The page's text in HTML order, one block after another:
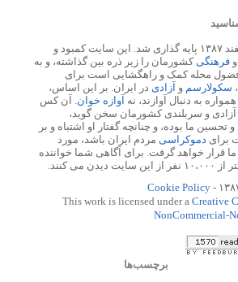
فضول محله در ۱۳ اسفند ۱۳۸۷ پایه گذاری شد. این سایت کمبود و
و فرهنگی کشورمان را زیر ذره بین گذاشته، و به
محله کمک و راهگشایی است برای
، سکولارسم و آزادی در ایران. بر این اساس،
به دنبال آوازند، نه آوازه خوان . آن کس
و سربلندی کشورمان سخن گوید،
ما بوده، و چنانچه گفتار او اشتباه و بر
برای دموکراسی مردم ایران باشد، مورد
ما قرار خواهد گرفت. برای آگاهی شما خواننده
می کنند.
Cookie Policy
This work is licensed under a Creative
NonCommercial-
برچسب‌ها